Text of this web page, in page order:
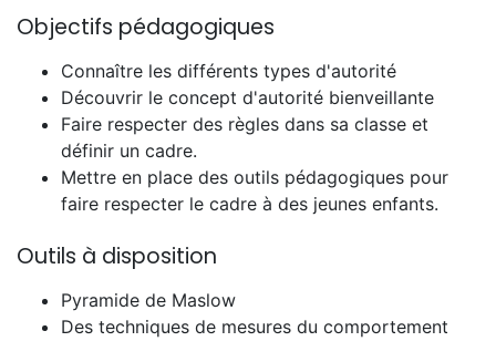
Objectifs pédagogiques
Connaître les différents types d'autorité
Découvrir le concept d'autorité bienveillante
Faire respecter des règles dans sa classe et
définir un cadre.
Mettre en place des outils pédagogiques pour
faire respecter le cadre à des jeunes enfants.
Outils à disposition
Pyramide de Maslow
Des techniques de mesures du comportement